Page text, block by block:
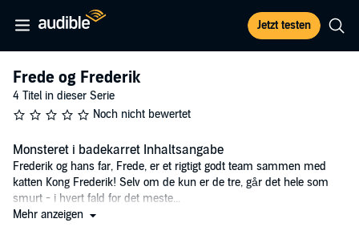
Jetzt testen
Frede og Frederik
4 Titel in dieser Serie
Noch nicht bewertet
Monsteret i badekarret Inhaltsangabe
Frederik og hans far, Frede, er et rigtigt godt team sammen med
katten Kong Frederik! Selv om de kun er de tre, går det hele som
smurt - i hvert fald for det meste...
Mehr anzeigen